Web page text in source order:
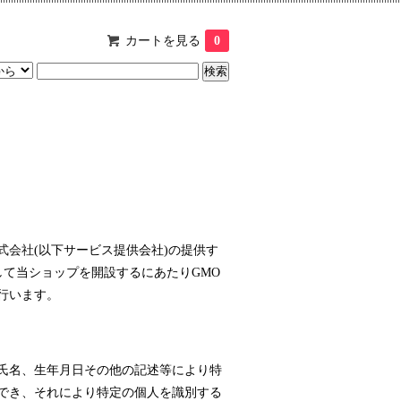
カートを見る 0
会社(以下サービス提供会社)の提供す
当ショップを開設するにあたりGMO
います。
名、生年月日その他の記述等により特
き、それにより特定の個人を識別する